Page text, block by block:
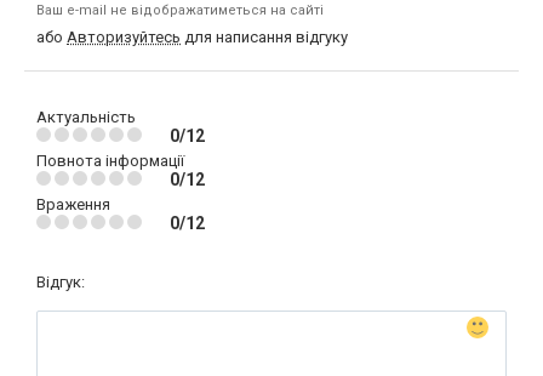
Ваш e-mail не відображатиметься на сайті
або Авторизуйтесь для написання відгуку
Актуальність
0/12
Повнота інформації
0/12
Враження
0/12
Відгук: